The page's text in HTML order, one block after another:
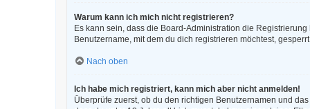
Warum kann ich mich nicht registrieren?
Es kann sein, dass die Board-Administration die
Benutzername, mit dem du dich registrieren möchtest,
Nach oben
Ich habe mich registriert, kann mich aber nicht anmelden!
Überprüfe zuerst, ob du den richtigen Benutzernamen und